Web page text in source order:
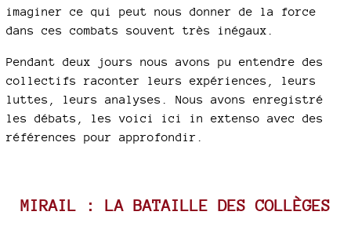
imaginer ce qui peut nous donner de la force
dans ces combats souvent très inégaux.
Pendant deux jours nous avons pu entendre des
collectifs raconter leurs expériences, leurs
luttes, leurs analyses. Nous avons enregistré
les débats, les voici ici in extenso avec des
références pour approfondir.
MIRAIL : LA BATAILLE DES COLLÈGES